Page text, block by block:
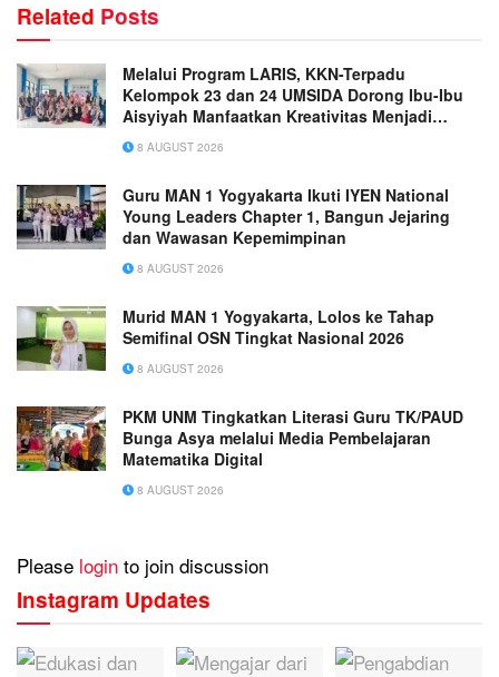
Related Posts
Melalui Program LARIS, KKN-Terpadu
Kelompok 23 dan 24 UMSIDA Dorong Ibu-Ibu
Aisyiyah Manfaatkan Kreativitas Menjadi
Peluang Usaha
8 AUGUST 2026
Guru MAN 1 Yogyakarta Ikuti IYEN National
Young Leaders Chapter 1, Bangun Jejaring
dan Wawasan Kepemimpinan
8 AUGUST 2026
Murid MAN 1 Yogyakarta, Lolos ke Tahap
Semifinal OSN Tingkat Nasional 2026
8 AUGUST 2026
PKM UNM Tingkatkan Literasi Guru TK/PAUD
Bunga Asya melalui Media Pembelajaran
Matematika Digital
8 AUGUST 2026
Please login to join discussion
Instagram Updates